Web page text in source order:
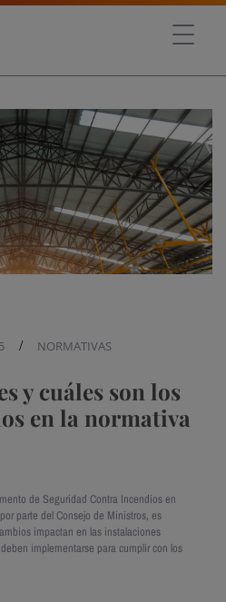
/ NORMATIVAS
y cuáles son los
en la normativa
de Seguridad Contra Incendios en
parte del Consejo de Ministros, es
impactan en las instalaciones
implementarse para cumplir con los